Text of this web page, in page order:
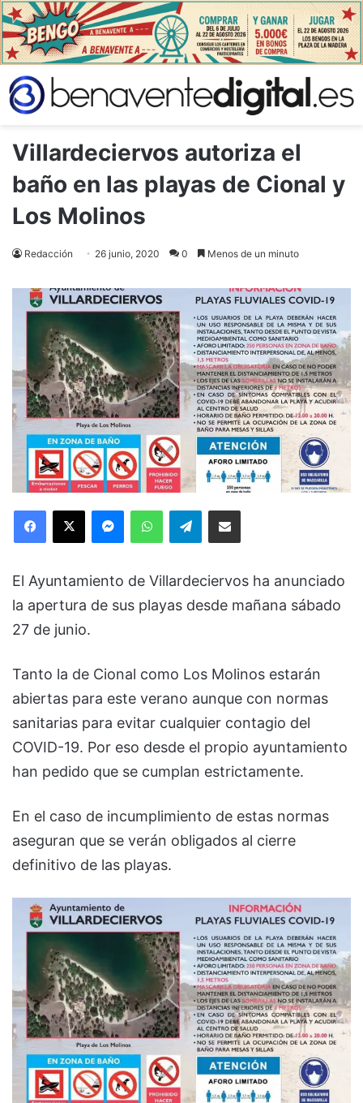
Villardeciervos autoriza el
baño en las playas de Cional y
Los Molinos
Redacción 26 junio, 2020 0 Menos de un minuto
Facebook
X MessengerWhatsAppTelegramCompartir via Email
El Ayuntamiento de Villardeciervos ha anunciado
la apertura de sus playas desde mañana sábado
27 de junio.
Tanto la de Cional como Los Molinos estarán
abiertas para este verano aunque con normas
sanitarias para evitar cualquier contagio del
COVID-19. Por eso desde el propio ayuntamiento
han pedido que se cumplan estrictamente.
En el caso de incumplimiento de estas normas
aseguran que se verán obligados al cierre
definitivo de las playas.